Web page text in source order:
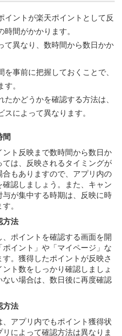
イントが楽天ポイントとして反
間がかかります。
て異なり、数時間から数日かか
事前に把握しておくことで、
。
たかどうかを確認する方法は、
によって異なります。
間
ト反映まで数時間から数日か
は、反映されるタイミングが
もありますので、アプリ内の
認しましょう。また、キャン
が集中する時期は、反映に時
。
方法
ポイントを確認する画面を開
イント」や「マイページ」な
。獲得したポイントが反映さ
ト数をしっかり確認しましょ
ない場合は、数日後に再度確認
方法
アプリ内でもポイント獲得状
によって確認方法は異なりま